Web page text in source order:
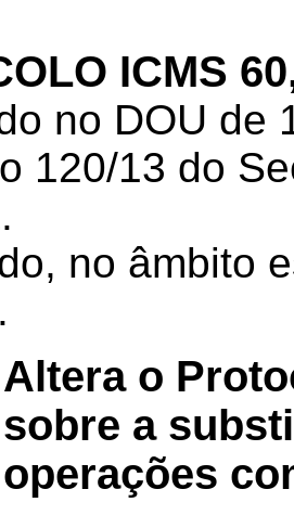
ICMS
no DOU de
120/13 do
no âmbito
.
Altera o
sobre a
operações